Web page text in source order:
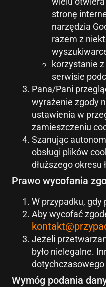
stronę
narzędzia
razem z
korzystanie
serwisie
Pana/Pani
wyrażenie zgody
ustawienia w
zamieszczeniu
Szanując
obsługi plików
dłuższego
Prawo wycofania
W przypadku,
Aby wycofać
Jeżeli
było nielegalne.
Wymóg podania